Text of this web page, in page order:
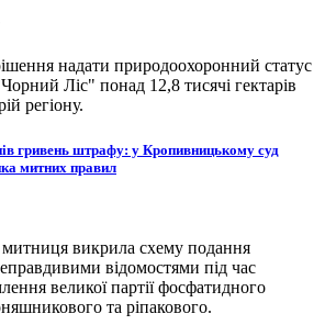
надати природоохоронний статус
Ліс" понад 12,8 тисячі гектарів
регіону.
гривень штрафу: у Кропивницькому суд
митних правил
викрила схему подання
відомостями під час
великої партії фосфатидного
та ріпакового.